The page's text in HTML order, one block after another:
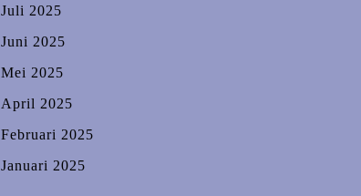
Juli 2025
Juni 2025
Mei 2025
April 2025
Februari 2025
Januari 2025